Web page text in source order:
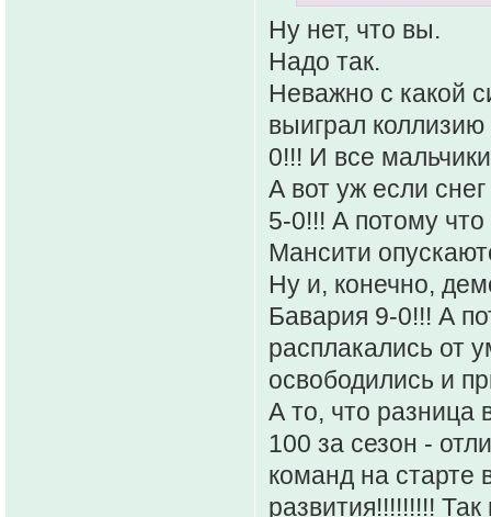
Ну нет, что вы.
Надо так.
Неважно с какой
выиграл
0!!! И все
А вот уж если
5-0!!! А потому
Мансити
Ну и, конечно,
Бавария 9-0!!! А
расплакались от
освободились и
А то, что разница
100 за сезон -
команд на старте
развития!!!!!!!!!